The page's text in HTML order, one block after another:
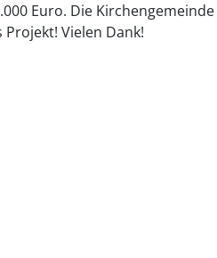
Euro. Die
Vielen Dank!